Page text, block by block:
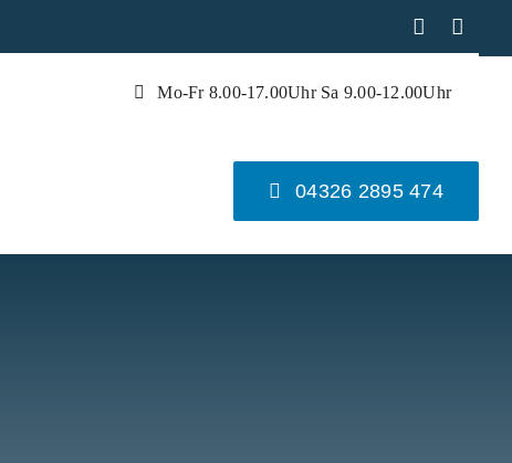
 
Mo-Fr 8.00-17.00Uhr Sa 9.00-12.00Uhr
04326 2895 474